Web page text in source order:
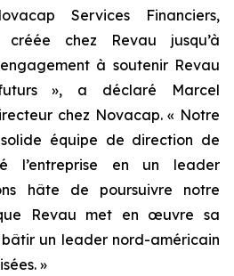
Services Financiers,
chez Revau jusqu’à
à soutenir Revau
», a déclaré Marcel
chez Novacap. « Notre
équipe de direction de
l’entreprise en un leader
hâte de poursuivre notre
Revau met en œuvre sa
un leader nord-américain
»